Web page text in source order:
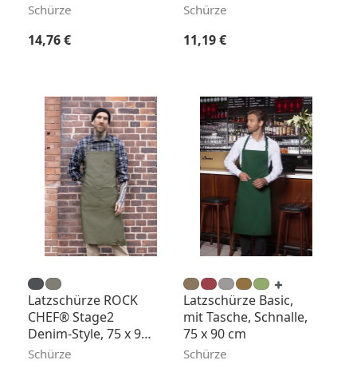
Schürze
Regulärer Preis:
14,76 €
Schürze
Regulärer Preis:
11,19 €
Latzschürze ROCK
CHEF® Stage2
Denim-Style, 75 x 90
cm
Schürze
Latzschürze Basic,
mit Tasche, Schnalle,
75 x 90 cm
Schürze